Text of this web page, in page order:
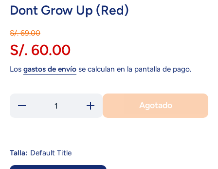
Dont Grow Up (Red)
S/. 69.00
S/. 60.00
Los gastos de envío se calculan en la pantalla de pago.
Reducir
Aumentar
cantidad
para Dont
Agotado
Talla: Default Title